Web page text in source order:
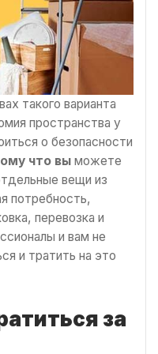
такого варианта
пространства у
о безопасности
что вы можете
вещи из
потребность,
перевозка и
и вам не
и тратить на это
за